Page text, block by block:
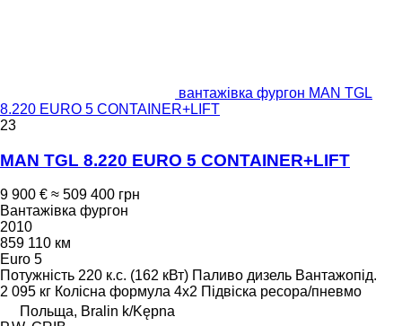
вантажівка фургон MAN TGL
8.220 EURO 5 CONTAINER+LIFT
23
MAN TGL 8.220 EURO 5 CONTAINER+LIFT
9 900 € ≈ 509 400 грн
Вантажівка фургон
2010
859 110 км
Euro 5
Потужність 220 к.с. (162 кВт) Паливо дизель Вантажопід.
2 095 кг Колісна формула 4x2 Підвіска ресора/пневмо
Польща, Bralin k/Kępna